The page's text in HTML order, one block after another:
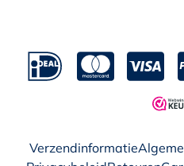
Verzendinformatie